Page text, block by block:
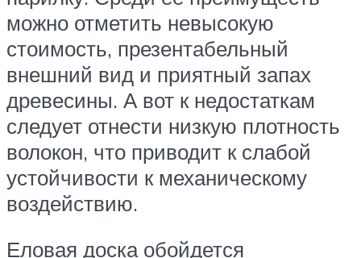
можно отметить невысокую
стоимость, презентабельный
внешний вид и приятный запах
древесины. А вот к недостаткам
следует отнести низкую плотность
волокон, что приводит к слабой
устойчивости к механическому
воздействию.
Еловая доска обойдется